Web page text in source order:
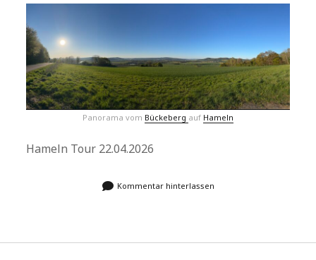
Panorama vom Bückeberg auf Hameln
Hameln Tour 22.04.2026
Kommentar hinterlassen